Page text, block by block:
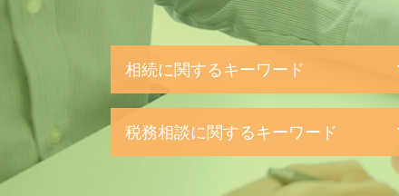
相続に関するキーワード
相続 固定資産税
税務相談に関するキーワード